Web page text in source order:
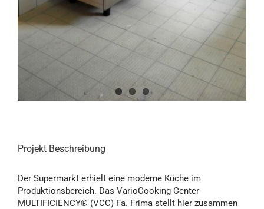
Projekt Beschreibung
Der Supermarkt erhielt eine moderne Küche im
Produktionsbereich. Das VarioCooking Center
MULTIFICIENCY® (VCC) Fa. Frima stellt hier zusammen